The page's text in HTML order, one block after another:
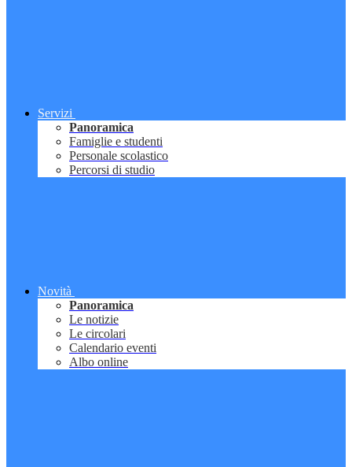
Servizi
Panoramica
Famiglie e studenti
Personale scolastico
Percorsi di studio
Novità
Panoramica
Le notizie
Le circolari
Calendario eventi
Albo online